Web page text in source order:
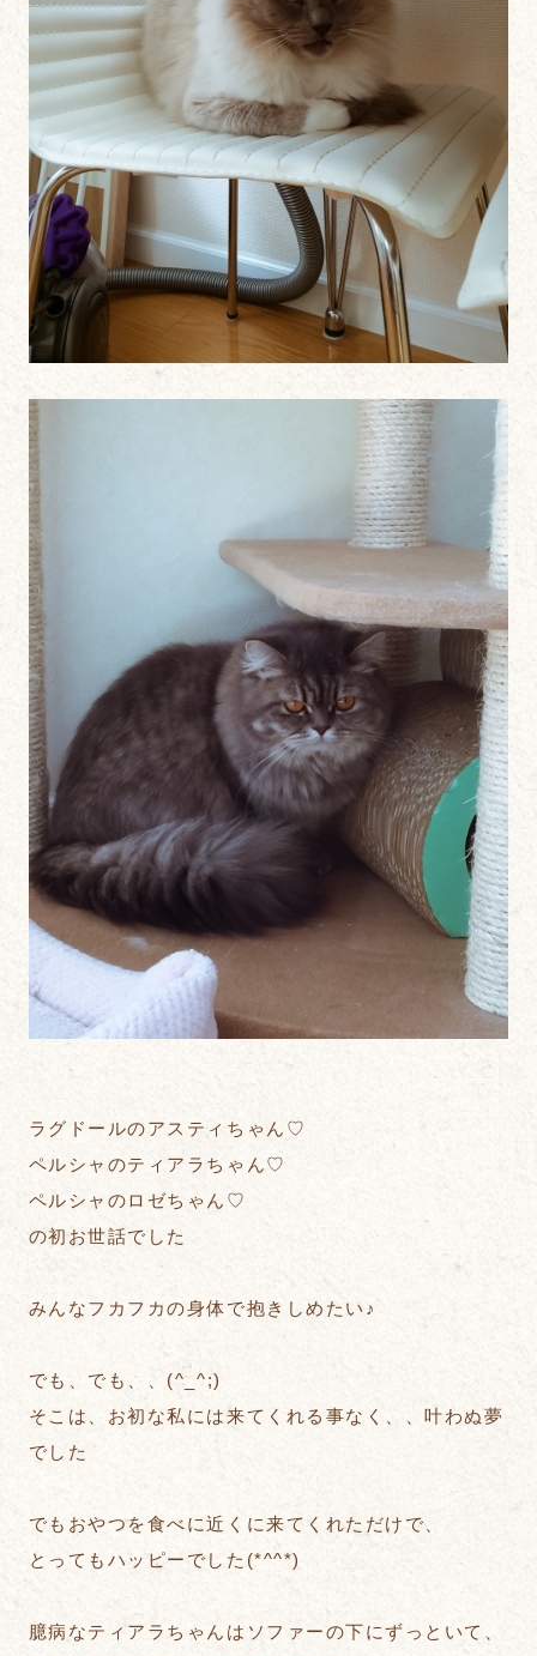
ラグドールのアスティちゃん♡
ペルシャのティアラちゃん♡
ペルシャのロゼちゃん♡
の初お世話でした
みんなフカフカの身体で抱きしめたい♪
でも、でも、、(^_^;)
そこは、お初な私には来てくれる事なく、、叶わぬ夢
でした
でもおやつを食べに近くに来てくれただけで、
とってもハッピーでした(*^^*)
臆病なティアラちゃんはソファーの下にずっといて、